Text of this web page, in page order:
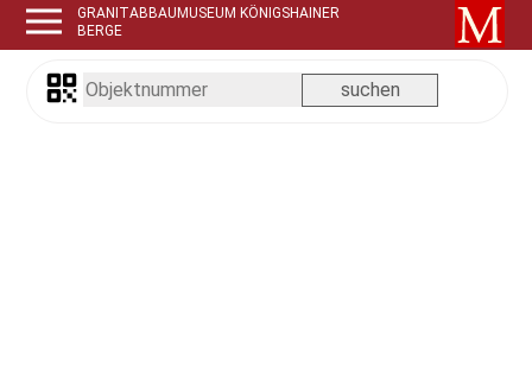
GRANITABBAUMUSEUM KÖNIGSHAINER
BERGE